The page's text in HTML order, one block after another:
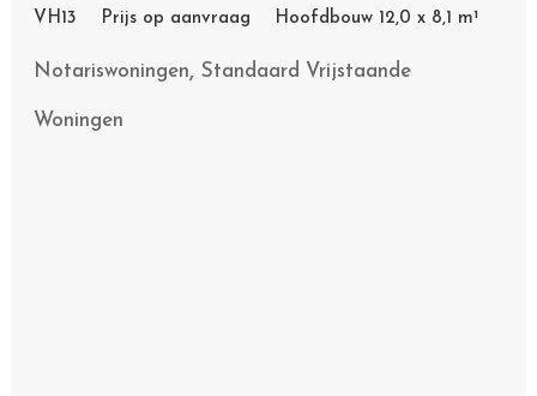
VH13 Prijs op aanvraag Hoofdbouw 12,0 x 8,1 m¹
Notariswoningen,Standaard Vrijstaande
Woningen